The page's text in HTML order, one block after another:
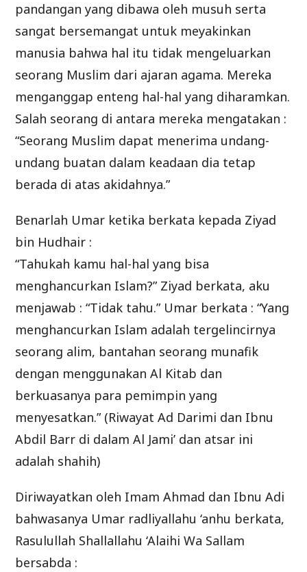
pandangan yang dibawa oleh musuh serta
sangat bersemangat untuk meyakinkan
manusia bahwa hal itu tidak mengeluarkan
seorang Muslim dari ajaran agama. Mereka
menganggap enteng hal-hal yang diharamkan.
Salah seorang di antara mereka mengatakan :
“Seorang Muslim dapat menerima undang-
undang buatan dalam keadaan dia tetap
berada di atas akidahnya.”
Benarlah Umar ketika berkata kepada Ziyad
bin Hudhair :
“Tahukah kamu hal-hal yang bisa
menghancurkan Islam?” Ziyad berkata, aku
menjawab : “Tidak tahu.” Umar berkata : “Yang
menghancurkan Islam adalah tergelincirnya
seorang alim, bantahan seorang munafik
dengan menggunakan Al Kitab dan
berkuasanya para pemimpin yang
menyesatkan.” (Riwayat Ad Darimi dan Ibnu
Abdil Barr di dalam Al Jami’ dan atsar ini
adalah shahih)
Diriwayatkan oleh Imam Ahmad dan Ibnu Adi
bahwasanya Umar radliyallahu ‘anhu berkata,
Rasulullah Shallallahu ‘Alaihi Wa Sallam
bersabda :